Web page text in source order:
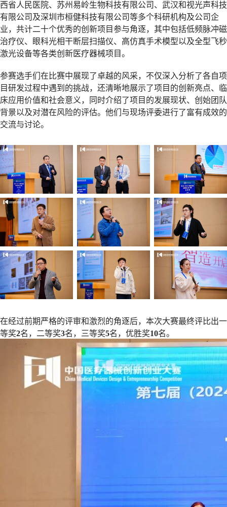
西省人民医院、苏州易岭生物科技有限公司、武汉和视光声科技
有限公司及深圳市桓健科技有限公司等多个科研机构及公司企
业，共计二十个优秀的创新项目参与角逐，其中包括低频脉冲磁
治疗仪、眼科光相干断层扫描仪、高仿真手术模型以及全型飞秒
激光设备等各类创新医疗器械项目。
参赛选手们在比赛中展现了卓越的风采，不仅深入分析了各自项
目研发过程中遇到的挑战，还清晰地展示了项目的创新亮点、临
床应用价值和社会意义，同时介绍了项目的发展现状、创始团队
背景以及对潜在风险的评估。他们与现场评委进行了富有成效的
交流与讨论。
在经过前期严格的评审和激烈的角逐后，本次大赛最终评比出一
等奖2名，二等奖3名，三等奖5名，优胜奖10名。